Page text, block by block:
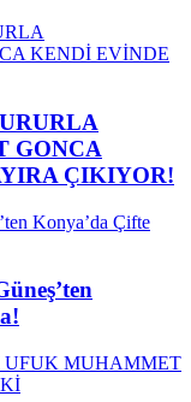
GONCA
ÇIKIYOR!